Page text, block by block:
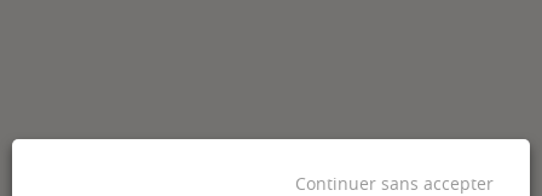
Continuer sans accepter